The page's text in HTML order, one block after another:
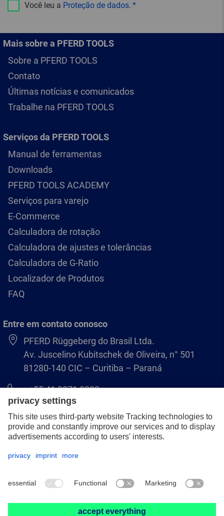
Você leu a Proteção de dados.
Mais sobre a PFERD TOOLS
Sobre a PFERD TOOLS
Contato
Últimas notícias e comunicados
Trabalhe na PFERD TOOLS
Serviços da PFERD TOOLS
Manual de ferramentas
Downloads
PFERD TOOLS ACADEMY
Serviços para varejo
E-Commerce
Calculadora de rotação
Calculadora de ajustes e tolerâncias
Calculadora de G-Ratio
Localizador de Produtos
FAQ
Entre em contato conosco
PFERD Rüggeberg do Brasil Ltda.
Av. Juscelino Kubitschek de Oliveira, n° 501
81280-140 CIC – Curitiba – Paraná
+55 41 3071 8222
pferd.br@pferd.com
Aviso legal
Termos e Condições